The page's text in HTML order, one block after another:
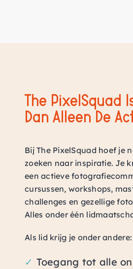
The PixelSquad
Dan Alleen De
Bij The PixelSquad hoef je
zoeken naar inspiratie. Je
een actieve
cursussen, workshops,
challenges en gezellige
Alles onder één
Als lid krijg je onder andere:
✓ Toegang tot alle